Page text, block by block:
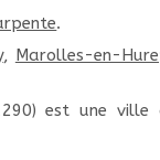
.
, Marolles-en-
est une ville